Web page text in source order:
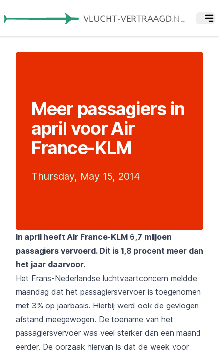
Meer passagiers in
april voor Air
France-KLM
Thursday, May 15, 2014
In april heeft Air France-KLM 6,7 miljoen
passagiers vervoerd. Dit is 1,8 procent meer dan
het jaar daarvoor.
Het Frans-Nederlandse luchtvaartconcern meldde
maandag dat het passagiersvervoer is toegenomen
met 3% op jaarbasis. Hierbij werd ook de gevlogen
afstand meegewogen. De toename van het
passagiersvervoer was veel sterker dan een maand
eerder. De oorzaak hiervan is dat de week voor